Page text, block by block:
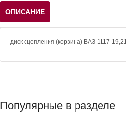
ОПИСАНИЕ
диск сцепления (корзина) ВАЗ-1117-
Популярные в разделе